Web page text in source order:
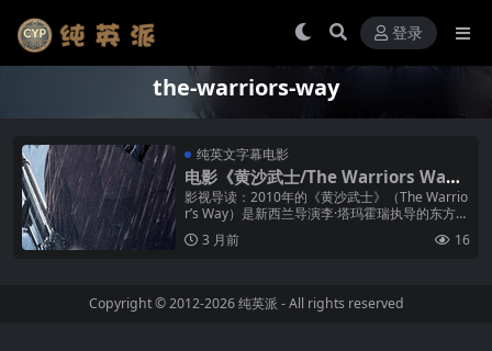
登录
the-warriors-way
纯英文字幕电影
电影《黄沙武士/The Warriors Wa
y》纯英文字幕MP4下载
影视导读：2010年的《黄沙武士》（The Warrio
r’s Way）是新西兰导演李·塔玛霍瑞执导的东方题
材奇幻武侠片，杰弗里·拉什在片中饰演隐居...
3 月前 16
Copyright © 2012-2026纯英派 - All rights reserved